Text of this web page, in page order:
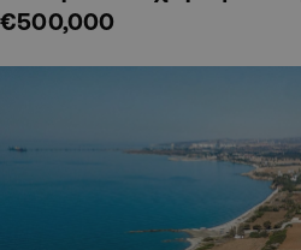
€500,000